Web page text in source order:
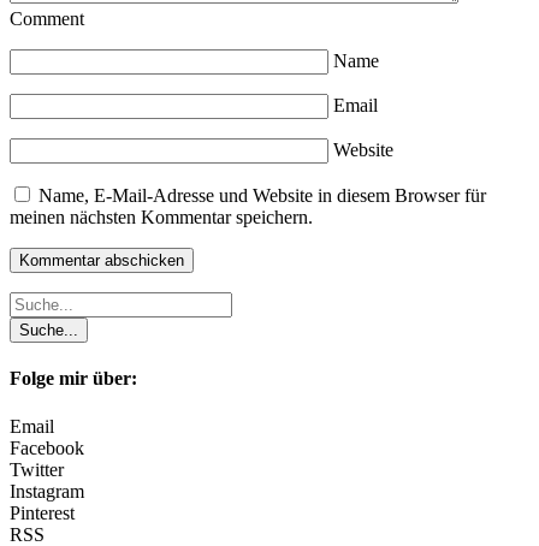
Comment
Name
Email
Website
Name, E-Mail-Adresse und Website in diesem Browser für
meinen nächsten Kommentar speichern.
Folge mir über:
Email
Facebook
Twitter
Instagram
Pinterest
RSS